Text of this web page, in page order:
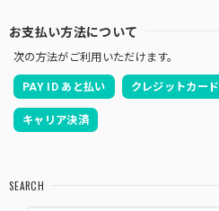
お支払い方法について
次の方法がご利用いただけます。
PAY ID あと払い クレジットカード
キャリア決済
SEARCH